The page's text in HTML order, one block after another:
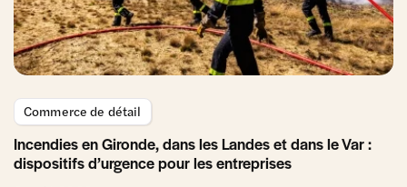
Commerce de détail
Incendies en Gironde, dans les Landes et dans le Var :
dispositifs d’urgence pour les entreprises